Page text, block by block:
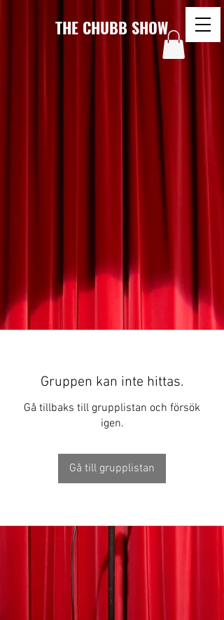
THE CHUBB SHOW
Gruppen kan inte hittas.
Gå tillbaks till grupplistan och försök
igen.
Gå till grupplistan